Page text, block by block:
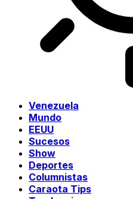
Venezuela
Mundo
EEUU
Sucesos
Show
Deportes
Columnistas
Caraota Tips